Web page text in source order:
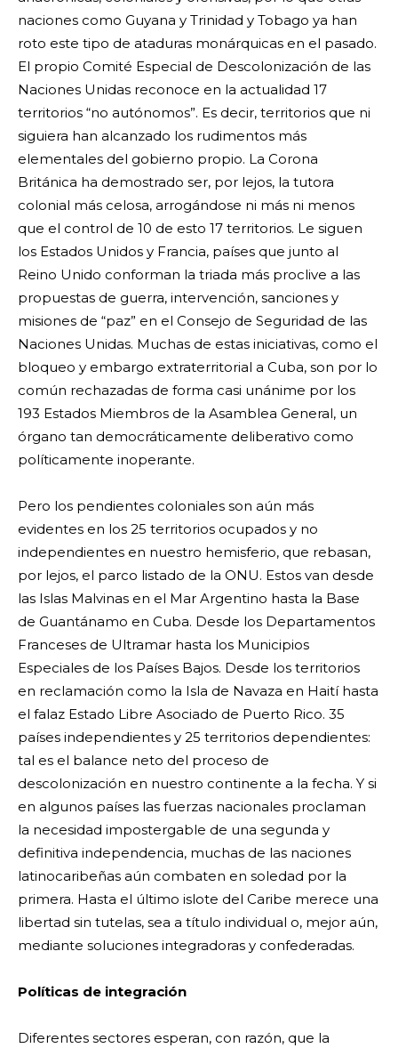
naciones como Guyana y Trinidad y Tobago ya han
roto este tipo de ataduras monárquicas en el pasado.
El propio Comité Especial de Descolonización de las
Naciones Unidas reconoce en la actualidad 17
territorios “no autónomos”. Es decir, territorios que ni
siguiera han alcanzado los rudimentos más
elementales del gobierno propio. La Corona
Británica ha demostrado ser, por lejos, la tutora
colonial más celosa, arrogándose ni más ni menos
que el control de 10 de esto 17 territorios. Le siguen
los Estados Unidos y Francia, países que junto al
Reino Unido conforman la triada más proclive a las
propuestas de guerra, intervención, sanciones y
misiones de “paz” en el Consejo de Seguridad de las
Naciones Unidas. Muchas de estas iniciativas, como el
bloqueo y embargo extraterritorial a Cuba, son por lo
común rechazadas de forma casi unánime por los
193 Estados Miembros de la Asamblea General, un
órgano tan democráticamente deliberativo como
políticamente inoperante.
Pero los pendientes coloniales son aún más
evidentes en los 25 territorios ocupados y no
independientes en nuestro hemisferio, que rebasan,
por lejos, el parco listado de la ONU. Estos van desde
las Islas Malvinas en el Mar Argentino hasta la Base
de Guantánamo en Cuba. Desde los Departamentos
Franceses de Ultramar hasta los Municipios
Especiales de los Países Bajos. Desde los territorios
en reclamación como la Isla de Navaza en Haití hasta
el falaz Estado Libre Asociado de Puerto Rico. 35
países independientes y 25 territorios dependientes:
tal es el balance neto del proceso de
descolonización en nuestro continente a la fecha. Y si
en algunos países las fuerzas nacionales proclaman
la necesidad impostergable de una segunda y
definitiva independencia, muchas de las naciones
latinocaribeñas aún combaten en soledad por la
primera. Hasta el último islote del Caribe merece una
libertad sin tutelas, sea a título individual o, mejor aún,
mediante soluciones integradoras y confederadas.
Políticas de integración
Diferentes sectores esperan, con razón, que la